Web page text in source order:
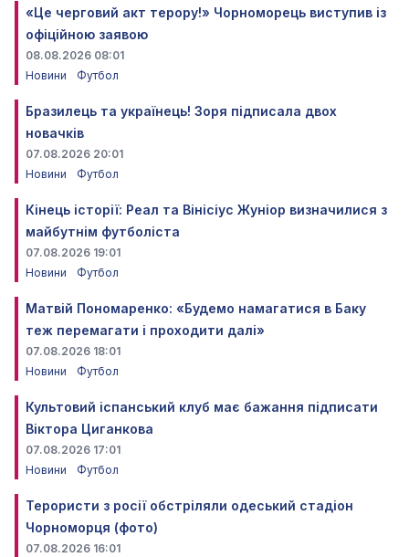
«Це черговий акт терору!» Чорноморець виступив із
офіційною заявою
08.08.2026 08:01
Новини
Футбол
Бразилець та українець! Зоря підписала двох
новачків
07.08.2026 20:01
Новини
Футбол
Кінець історії: Реал та Вінісіус Жуніор визначилися з
майбутнім футболіста
07.08.2026 19:01
Новини
Футбол
Матвій Пономаренко: «Будемо намагатися в Баку
теж перемагати і проходити далі»
07.08.2026 18:01
Новини
Футбол
Культовий іспанський клуб має бажання підписати
Віктора Циганкова
07.08.2026 17:01
Новини
Футбол
Терористи з росії обстріляли одеський стадіон
Чорноморця (фото)
07.08.2026 16:01